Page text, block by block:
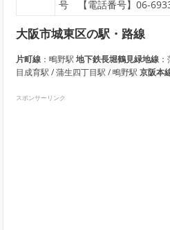
号 【電話番号】06-
大阪市城東区の駅・路線
片町線：鴫野駅 地下鉄長堀鶴見緑地線：
目成育駅 / 蒲生四丁目駅 / 鴫野駅 京阪本
スポンサーリンク